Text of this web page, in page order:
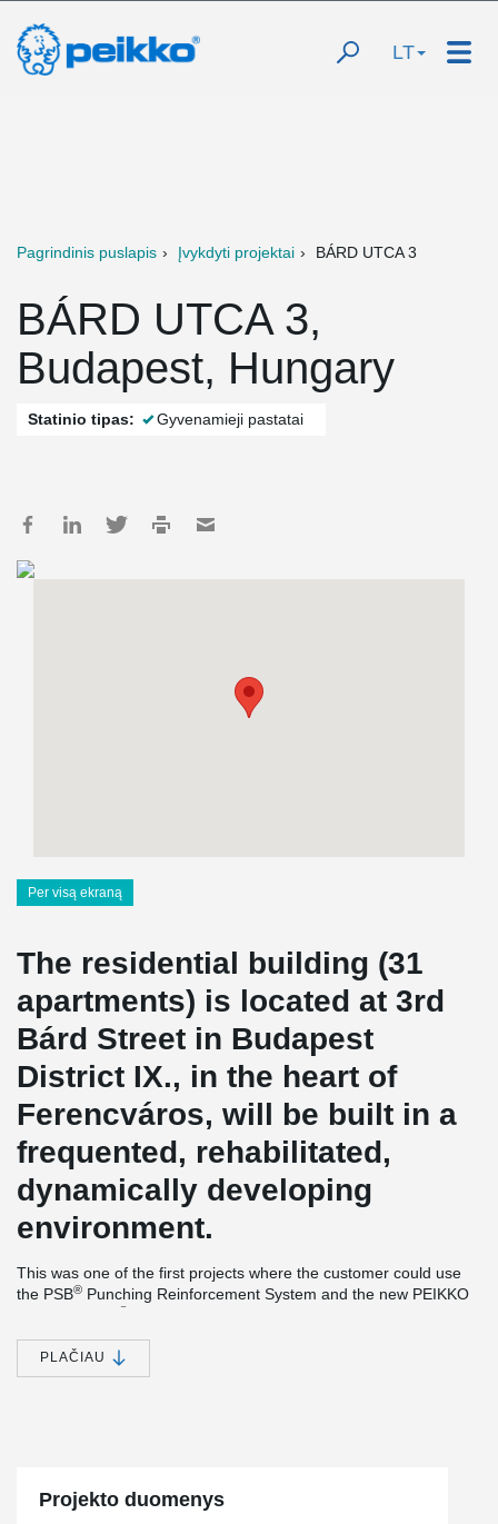
LT
Pagrindinis puslapis Įvykdyti projektai BÁRD UTCA 3
BÁRD UTCA 3,
Budapest, Hungary
Statinio tipas: Gyvenamieji pastatai
Per visą ekraną
The residential building (31
apartments) is located at 3rd
Bárd Street in Budapest
District IX., in the heart of
Ferencváros, will be built in a
frequented, rehabilitated,
dynamically developing
environment.
This was one of the first projects where the customer could use
the PSB® Punching Reinforcement System and the new PEIKKO
®
connection of balcony and slab.
Simple installation together with versatile features make EBEA
reinforcement system for monolithic slim, which can be used as
PLAČIAU
Projekto duomenys